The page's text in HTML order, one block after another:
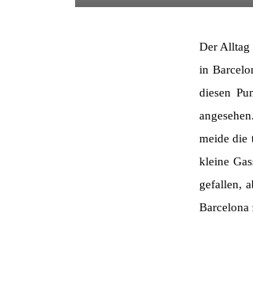
Der Alltag
in
diesen
meide die
kleine
gefallen,
Barcelona